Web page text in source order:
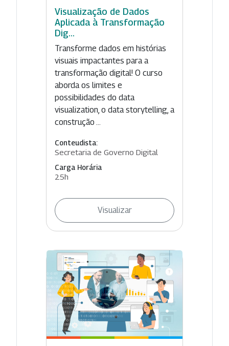
Visualização de Dados
Aplicada à Transformação
Dig...
Transforme dados em histórias
visuais impactantes para a
transformação digital! O curso
aborda os limites e
possibilidades do data
visualization, o data storytelling, a
construção ...
Conteudista:
Secretaria de Governo Digital
Carga Horária
25h
Visualizar